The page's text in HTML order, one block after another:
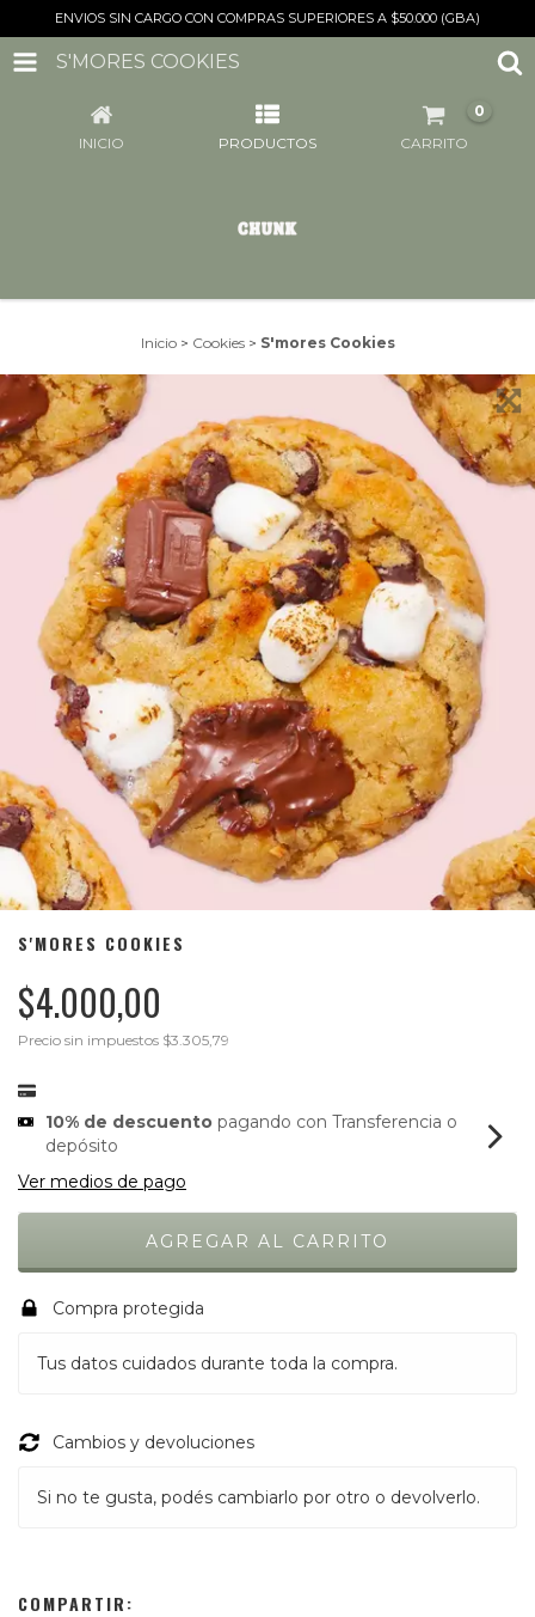
ENVIOS SIN CARGO CON COMPRAS SUPERIORES A $50.000 (GBA)
S'MORES COOKIES
INICIO PRODUCTOS CARRITO
0
Inicio > Cookies > S'mores Cookies
S'MORES COOKIES
$4.000,00
Precio sin impuestos $3.305,79
10% de descuentopagando con Transferencia o
depósito
Ver medios de pago
Compra protegida
Tus datos cuidados durante toda la compra.
Cambios y devoluciones
Si no te gusta, podés cambiarlo por otro o devolverlo.
COMPARTIR: